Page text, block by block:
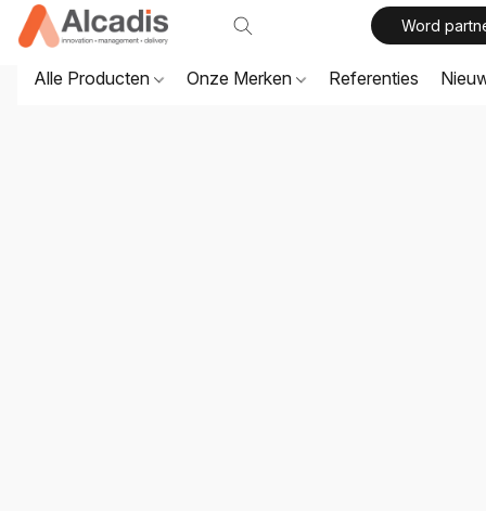
Word
Alle Producten Onze Merken Referenties